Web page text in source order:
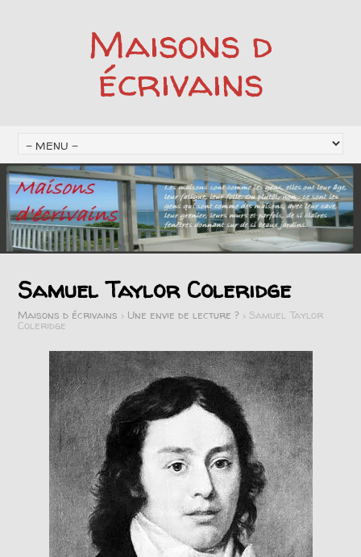
Maisons d
écrivains
Samuel Taylor Coleridge
Maisons d écrivains > Une envie de lecture ? > Samuel Taylor
Coleridge